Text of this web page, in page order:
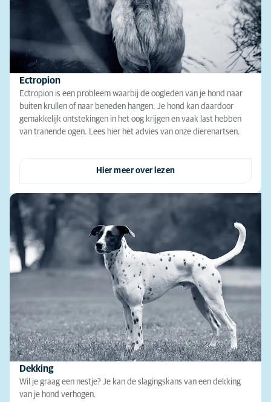
Ectropion
Ectropion is een probleem waarbij de oogleden van je hond naar
buiten krullen of naar beneden hangen. Je hond kan daardoor
gemakkelijk ontstekingen in het oog krijgen en vaak last hebben
van tranende ogen. Lees hier het advies van onze dierenartsen.
Hier meer over lezen
Dekking
Wil je graag een nestje? Je kan de slagingskans van een dekking
van je hond verhogen.